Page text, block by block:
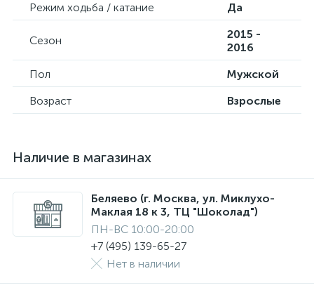
Режим ходьба / катание Да
Сезон
2015 -
2016
Пол
Мужской
Возраст
Взрослые
Наличие в магазинах
Беляево (г. Москва, ул. Миклухо-
Маклая 18 к 3, ТЦ "Шоколад")
ПН-ВС 10:00-20:00
+7 (495) 139-65-27
Нет в наличии